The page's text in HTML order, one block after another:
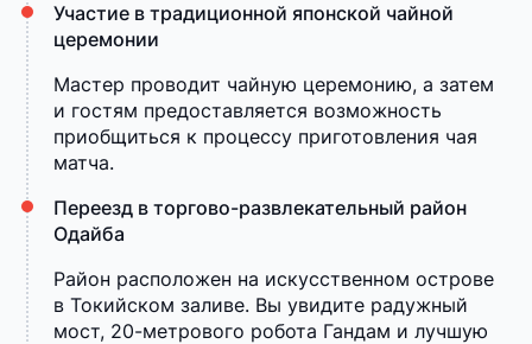
Участие в традиционной японской чайной
церемонии
Мастер проводит чайную церемонию, а затем
и гостям предоставляется возможность
приобщиться к процессу приготовления чая
матча.
Переезд в торгово-развлекательный район
Одайба
Район расположен на искусственном острове
в Токийском заливе. Вы увидите радужный
мост, 20-метрового робота Гандам и лучшую